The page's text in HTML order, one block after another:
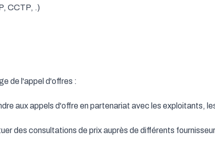
CCTP, .)
de l'appel d'offres :
aux appels d'offre en partenariat avec les exploitants,
des consultations de prix auprès de différents